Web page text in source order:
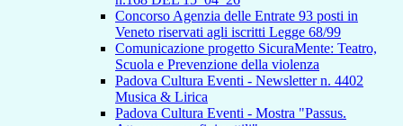
Concorso Agenzia delle Entrate 93 posti in
Veneto riservati agli iscritti Legge 68/99
Comunicazione progetto SicuraMente: Teatro,
Scuola e Prevenzione della violenza
Padova Cultura Eventi - Newsletter n. 4402
Musica & Lirica
Padova Cultura Eventi - Mostra "Passus.